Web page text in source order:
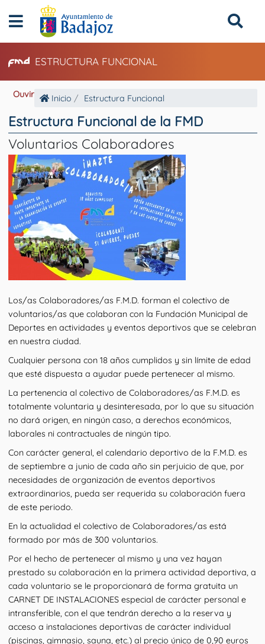
ESTRUCTURA FUNCIONAL
Ouvir Inicio Estructura Funcional
Estructura Funcional de la FMD
Voluntarios Colaboradores
Los/as Colaboradores/as F.M.D. forman el colectivo de
voluntarios/as que colaboran con la Fundación Municipal de
Deportes en actividades y eventos deportivos que se celebran
en nuestra ciudad.
Cualquier persona con 18 años cumplidos y sin límite de edad
que esté dispuesta a ayudar puede pertenecer al mismo.
La pertenencia al colectivo de Colaboradores/as F.M.D. es
totalmente voluntaria y desinteresada, por lo que su situación
no dará origen, en ningún caso, a derechos económicos,
laborales ni contractuales de ningún tipo.
Con carácter general, el calendario deportivo de la F.M.D. es
de septiembre a junio de cada año sin perjuicio de que, por
necesidades de organización de eventos deportivos
extraordinarios, pueda ser requerida su colaboración fuera
de este periodo.
En la actualidad el colectivo de Colaboradores/as está
formado por más de 300 voluntarios.
Por el hecho de pertenecer al mismo y una vez hayan
prestado su colaboración en la primera actividad deportiva, a
cada voluntario se le proporcionará de forma gratuita un
CARNET DE INSTALACIONES especial de carácter personal e
intransferible, con el que tendrán derecho a la reserva y
acceso a instalaciones deportivas de carácter individual
(piscinas, gimnasio, sauna, etc.) al precio único de 0,90 euros